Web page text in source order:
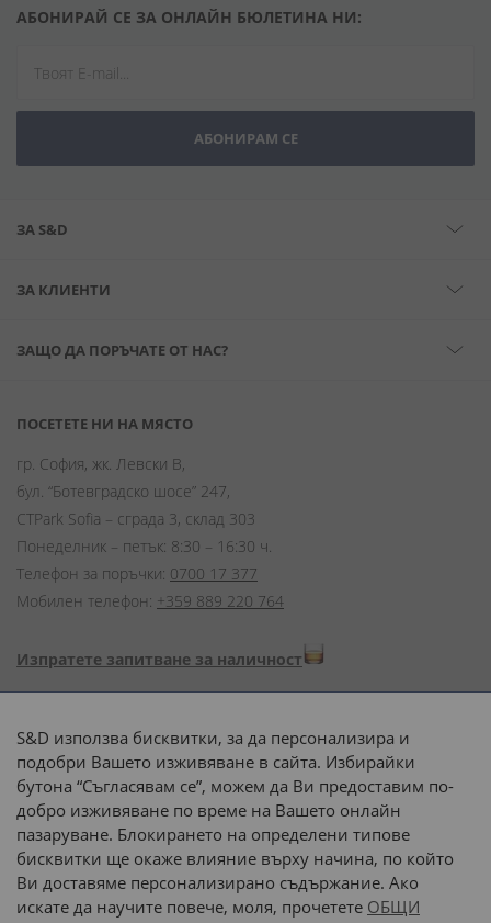
АБОНИРАЙ СЕ ЗА ОНЛАЙН БЮЛЕТИНА НИ:
АБОНИРАМ СЕ
ЗА S&D
ЗА КЛИЕНТИ
ЗАЩО ДА ПОРЪЧАТЕ ОТ НАС?
ПОСЕТЕТЕ НИ НА МЯСТО
гр. София, жк. Левски В,
бул. “Ботевградско шосе” 247,
CTPark Sofia – сграда 3, склад 303
Понеделник – петък: 8:30 – 16:30 ч.
Телефон за поръчки: 0700 17 377
Мобилен телефон: +359 889 220 764
Изпратете запитване за наличност
Начини на плащане:
Доставка до адрес с:
или
наш транспорт
S&D използва бисквитки, за да персонализира и
подобри Вашето изживяване в сайта. Избирайки
бутона “Съгласявам се”, можем да Ви предоставим по-
добро изживяване по време на Вашето онлайн
пазаруване. Блокирането на определени типове
бисквитки ще окаже влияние върху начина, по който
Ви доставяме персонализирано съдържание. Ако
искате да научите повече, моля, прочетете ОБЩИ